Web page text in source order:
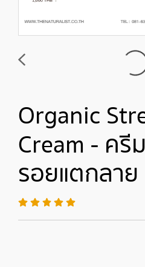
Organic
Cream - ครี
รอยแตกลาย